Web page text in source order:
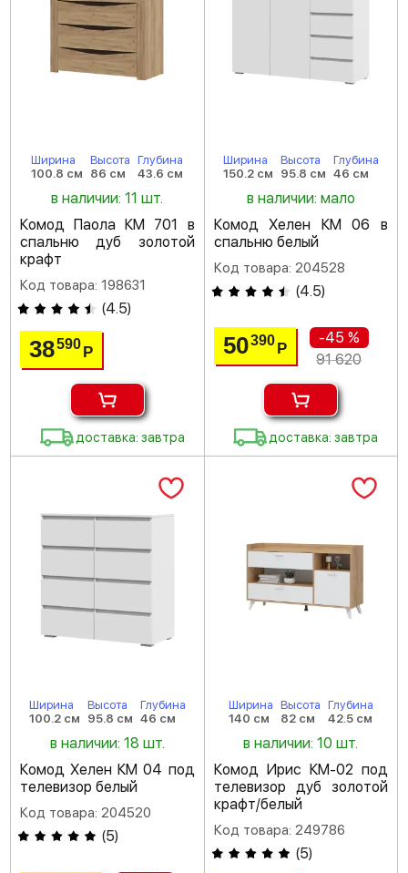
Ширина
100.8 см
Высота
86 см
Глубина
43.6 см
в наличии: 11 шт.
Комод Паола КМ 701 в
спальню дуб золотой
крафт
Код товара: 198631
(4.5)
38590Р
доставка: завтра
Ширина
150.2 см
Высота
95.8 см
Глубина
46 см
в наличии: мало
Комод Хелен КМ 06 в
спальню белый
Код товара: 204528
(4.5)
50390 Р
-45 %
91 620
доставка: завтра
Ширина
100.2 см
Высота
95.8 см
Глубина
46 см
в наличии: 18 шт.
Комод Хелен КМ 04 под
телевизор белый
Код товара: 204520
(5)
Ширина
140 см
Высота
82 см
Глубина
42.5 см
в наличии: 10 шт.
Комод Ирис КМ-02 под
телевизор дуб золотой
крафт/белый
Код товара: 249786
(5)